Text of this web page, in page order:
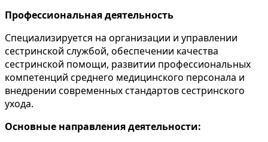
Профессиональная деятельность
Специализируется на организации и управлении
сестринской службой, обеспечении качества
сестринской помощи, развитии профессиональных
компетенций среднего медицинского персонала и
внедрении современных стандартов сестринского
ухода.
Основные направления деятельности: